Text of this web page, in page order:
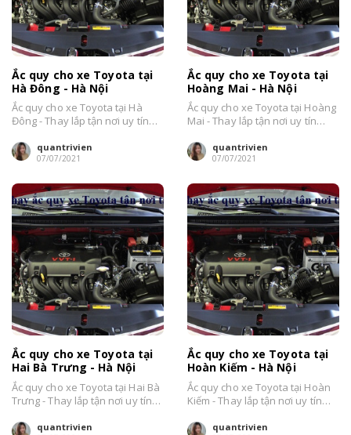
Ắc quy cho xe Toyota tại
Hà Đông - Hà Nội
Ắc quy cho xe Toyota tại Hà
Đông - Thay lắp tận nơi uy tín
quantrivien
07/07/2021
Ắc quy cho xe Toyota tại
Hoàng Mai - Hà Nội
Ắc quy cho xe Toyota tại Hoàng
Mai - Thay lắp tận nơi uy tín
quantrivien
07/07/2021
Ắc quy cho xe Toyota tại
Hai Bà Trưng - Hà Nội
Ắc quy cho xe Toyota tại Hai Bà
Trưng - Thay lắp tận nơi uy tín
quantrivien
Ắc quy cho xe Toyota tại
Hoàn Kiếm - Hà Nội
Ắc quy cho xe Toyota tại Hoàn
Kiếm - Thay lắp tận nơi uy tín
quantrivien